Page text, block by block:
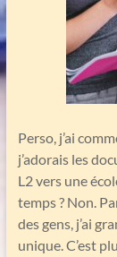
Perso, j’ai
j’adorais les
L2 vers une
temps ? Non.
des gens, j’ai
unique. C’est